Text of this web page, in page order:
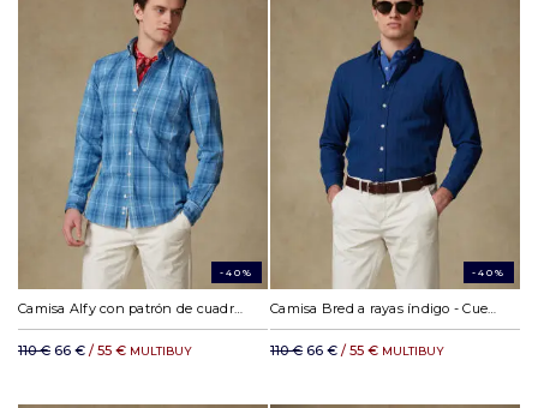
-40%
Camisa Alfy con patrón de cuadros - Cuello abotonada
110 € 66 € / 55 € MULTIBUY
-40%
Camisa Bred a rayas índigo - Cuello abotonada
110 € 66 € / 55 € MULTIBUY